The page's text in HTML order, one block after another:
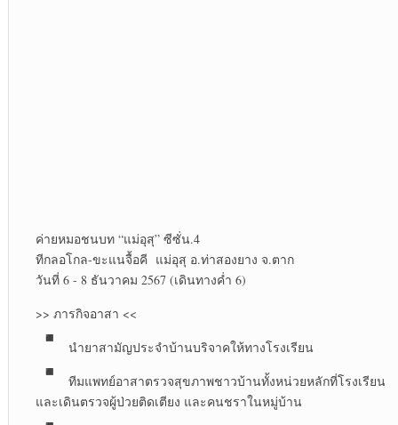
ค่ายหมอ​ชนบท “แม่อุสุ” ซีซั่น.4
ทีกลอโกล-ขะแนจื้อคี แม่อุสุ อ.ท่าสองยาง จ.ตาก
วันที่ 6​ -​ 8 ธันวาคม​ 2567 (เดินทางค่ำ 6)
>> ภารกิจอาสา <<
นำยาสามัญ​ประจำบ้าน​บริจาคให้ทางโรงเรียน
ทีมแพทย์​อาสาตรวจสุขภาพชาวบ้าน​ทั้งหน่วยหลักที่โรงเรียน​
และเดินตรวจผู้ป่วย​ติดเตียง และคนชราในหมู่บ้าน​